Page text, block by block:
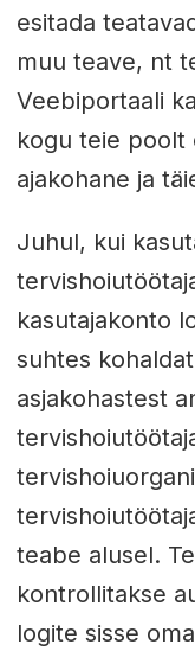
esitada
muu teave, nt
Veebiportaali
kogu teie poolt
ajakohane ja
Juhul, kui
kasutajakonto
suhtes
asjakohastest
teabe alusel.
kontrollitakse
logite sisse